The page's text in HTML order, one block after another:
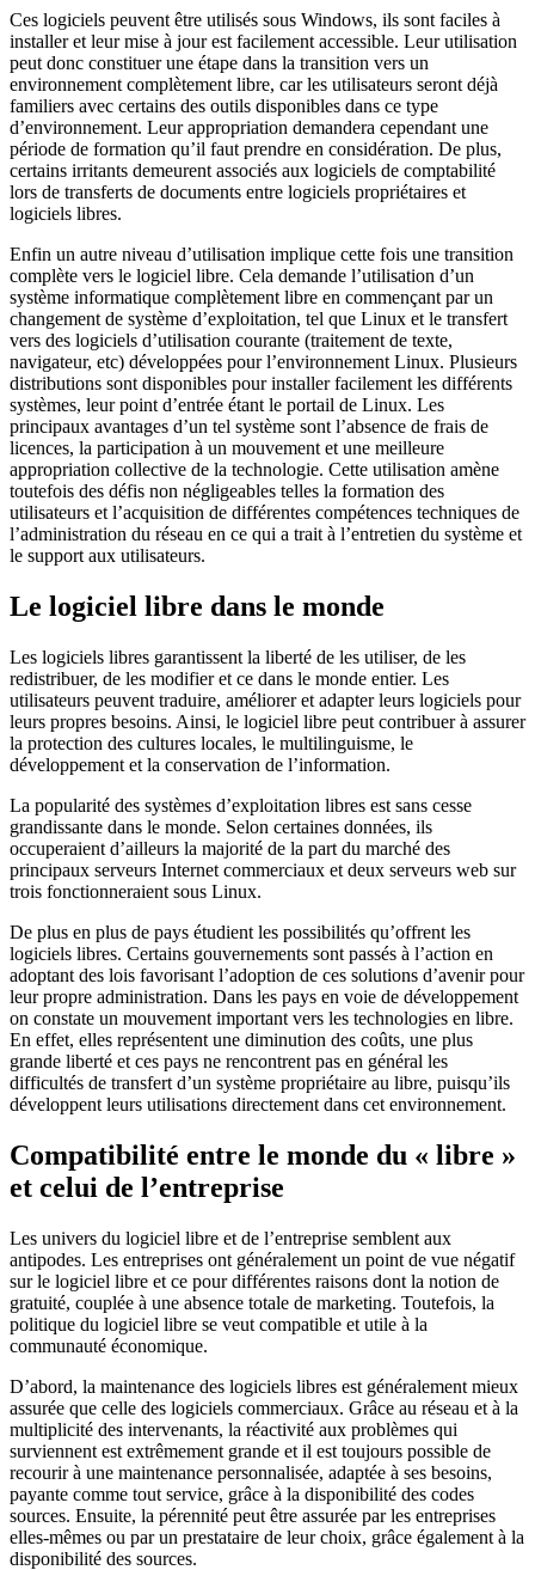
Ces logiciels peuvent être utilisés sous Windows, ils sont faciles à
installer et leur mise à jour est facilement accessible. Leur utilisation
peut donc constituer une étape dans la transition vers un
environnement complètement libre, car les utilisateurs seront déjà
familiers avec certains des outils disponibles dans ce type
d’environnement. Leur appropriation demandera cependant une
période de formation qu’il faut prendre en considération. De plus,
certains irritants demeurent associés aux logiciels de comptabilité
lors de transferts de documents entre logiciels propriétaires et
logiciels libres.
Enfin un autre niveau d’utilisation implique cette fois une transition
complète vers le logiciel libre. Cela demande l’utilisation d’un
système informatique complètement libre en commençant par un
changement de système d’exploitation, tel que Linux et le transfert
vers des logiciels d’utilisation courante (traitement de texte,
navigateur, etc) développées pour l’environnement Linux. Plusieurs
distributions sont disponibles pour installer facilement les différents
systèmes, leur point d’entrée étant le portail de Linux. Les
principaux avantages d’un tel système sont l’absence de frais de
licences, la participation à un mouvement et une meilleure
appropriation collective de la technologie. Cette utilisation amène
toutefois des défis non négligeables telles la formation des
utilisateurs et l’acquisition de différentes compétences techniques de
l’administration du réseau en ce qui a trait à l’entretien du système et
le support aux utilisateurs.
Le logiciel libre dans le monde
Les logiciels libres garantissent la liberté de les utiliser, de les
redistribuer, de les modifier et ce dans le monde entier. Les
utilisateurs peuvent traduire, améliorer et adapter leurs logiciels pour
leurs propres besoins. Ainsi, le logiciel libre peut contribuer à assurer
la protection des cultures locales, le multilinguisme, le
développement et la conservation de l’information.
La popularité des systèmes d’exploitation libres est sans cesse
grandissante dans le monde. Selon certaines données, ils
occuperaient d’ailleurs la majorité de la part du marché des
principaux serveurs Internet commerciaux et deux serveurs web sur
trois fonctionneraient sous Linux.
De plus en plus de pays étudient les possibilités qu’offrent les
logiciels libres. Certains gouvernements sont passés à l’action en
adoptant des lois favorisant l’adoption de ces solutions d’avenir pour
leur propre administration. Dans les pays en voie de développement
on constate un mouvement important vers les technologies en libre.
En effet, elles représentent une diminution des coûts, une plus
grande liberté et ces pays ne rencontrent pas en général les
difficultés de transfert d’un système propriétaire au libre, puisqu’ils
développent leurs utilisations directement dans cet environnement.
Compatibilité entre le monde du « libre »
et celui de l’entreprise
Les univers du logiciel libre et de l’entreprise semblent aux
antipodes. Les entreprises ont généralement un point de vue négatif
sur le logiciel libre et ce pour différentes raisons dont la notion de
gratuité, couplée à une absence totale de marketing. Toutefois, la
politique du logiciel libre se veut compatible et utile à la
communauté économique.
D’abord, la maintenance des logiciels libres est généralement mieux
assurée que celle des logiciels commerciaux. Grâce au réseau et à la
multiplicité des intervenants, la réactivité aux problèmes qui
surviennent est extrêmement grande et il est toujours possible de
recourir à une maintenance personnalisée, adaptée à ses besoins,
payante comme tout service, grâce à la disponibilité des codes
sources. Ensuite, la pérennité peut être assurée par les entreprises
elles-mêmes ou par un prestataire de leur choix, grâce également à la
disponibilité des sources.